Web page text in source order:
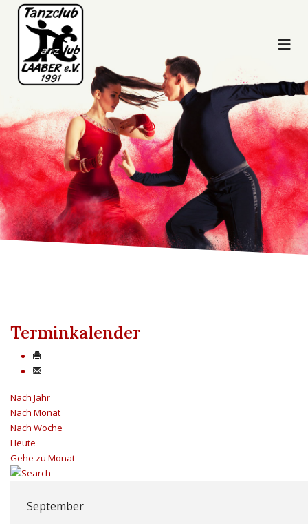
Terminkalender
Nach Jahr
Nach Monat
Nach Woche
Heute
Gehe zu Monat